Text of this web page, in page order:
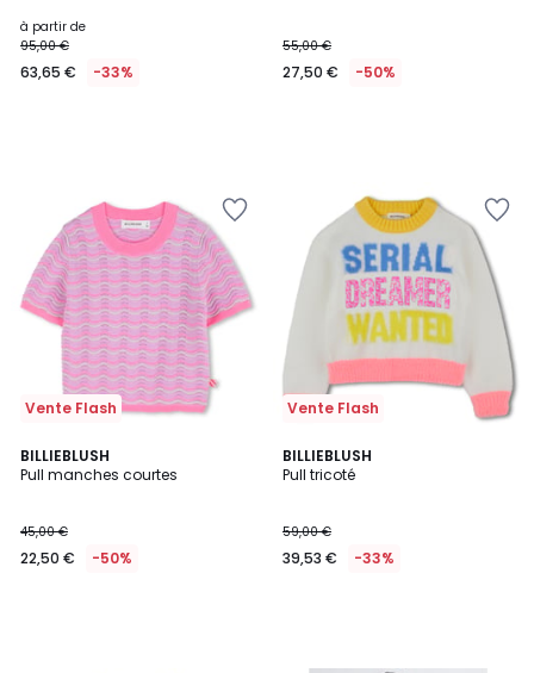
à partir de
95,00 €
63,65 € -33%
55,00 €
27,50 € -50%
Vente Flash
BILLIEBLUSH
Pull manches courtes
45,00 €
22,50 € -50%
Vente Flash
BILLIEBLUSH
Pull tricoté
59,00 €
39,53 € -33%